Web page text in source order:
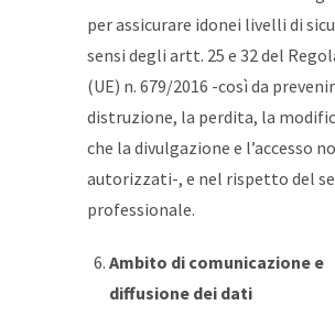
per assicurare idonei livelli di
sensi degli artt. 25 e 32 del
(UE) n. 679/2016 -così da
distruzione, la perdita, la
che la divulgazione e l’accesso
autorizzati-, e nel rispetto del
professionale.
Ambito di comunicazione e
diffusione dei dati